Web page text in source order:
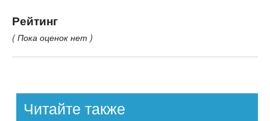
Рейтинг
( Пока оценок нет )
Читайте также